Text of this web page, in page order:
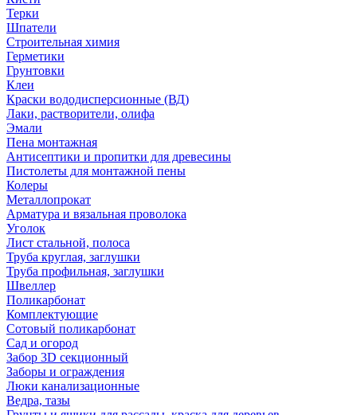
Терки
Шпатели
Строительная химия
Герметики
Грунтовки
Клеи
Краски вододисперсионные (ВД)
Лаки, растворители, олифа
Эмали
Пена монтажная
Антисептики и пропитки для древесины
Пистолеты для монтажной пены
Колеры
Металлопрокат
Арматура и вязальная проволока
Уголок
Лист стальной, полоса
Труба круглая, заглушки
Труба профильная, заглушки
Швеллер
Поликарбонат
Комплектующие
Сотовый поликарбонат
Сад и огород
Забор 3D секционный
Заборы и ограждения
Люки канализационные
Ведра, тазы